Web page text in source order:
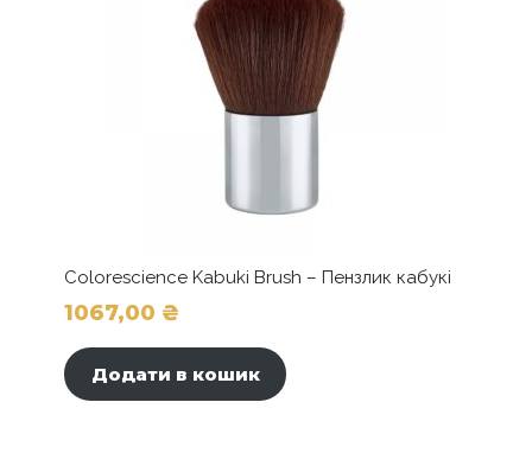
сторінці
товару
Colorescience Kabuki Brush – Пензлик кабукі
1067,00 ₴
Додати в кошик